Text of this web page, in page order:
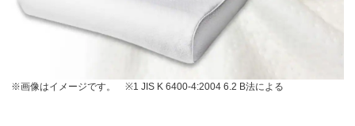
※画像はイメージです。 ※1 JIS K 6400-4:2004 6.2 B法による